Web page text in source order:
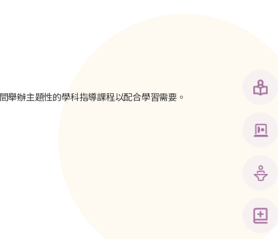
辦主題性的學科指導課程以配合學習需要。